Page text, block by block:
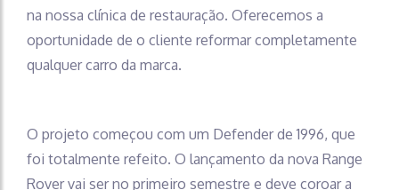
na nossa clínica de restauração. Oferecemos a
oportunidade de o cliente reformar completamente
qualquer carro da marca.
O projeto começou com um Defender de 1996, que
foi totalmente refeito. O lançamento da nova Range
Rover vai ser no primeiro semestre e deve coroar a